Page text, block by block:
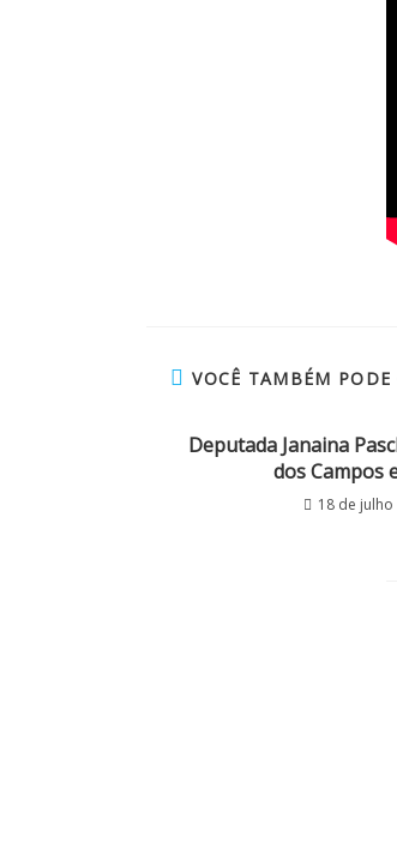
VOCÊ TAMBÉM PODE
Deputada Janaina
dos Campos
18 de